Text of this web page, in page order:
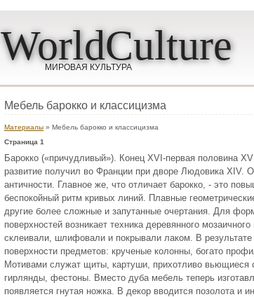
WorldCulture
МИРОВАЯ КУЛЬТУРА
Мебель барокко и классицизма
Материалы » Мебель барокко и классицизма
Страница 1
Барокко («причудливый»). Конец ХVI-первая половина
развитие получил во Франции при дворе Людовика XIV.
античности. Главное же, что отличает барокко, - это
беспокойный ритм кривых линий. Плавные
другие более сложные и запутанные очертания. Для
поверхностей возникает техника деревянного
склеивали, шлифовали и покрывали лаком. В
поверхности предметов: крученые колонны, богато
Мотивами служат щиты, картуши, прихотливо вьющиеся
гирлянды, фестоны. Вместо дуба мебель теперь
появляется гнутая ножка. В декор вводится позолота и